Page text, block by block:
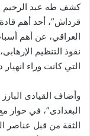
كشف طه عبد الرحيم
قرداش”، أحد أهم
العراقي، عن أهم
نفوذ التنظيم
التي كانت وراء
وأضاف القيادى
البغدادى”، في حوار
الثقة من قبل عناصر